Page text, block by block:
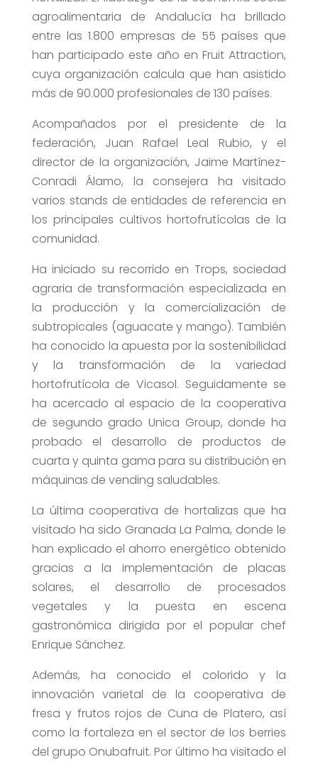
agroalimentaria de Andalucía ha brillado
entre las 1.800 empresas de 55 países que
han participado este año en Fruit Attraction,
cuya organización calcula que han asistido
más de 90.000 profesionales de 130 países.
Acompañados por el presidente de la
federación, Juan Rafael Leal Rubio, y el
director de la organización, Jaime Martínez-
Conradi Álamo, la consejera ha visitado
varios stands de entidades de referencia en
los principales cultivos hortofrutícolas de la
comunidad.
Ha iniciado su recorrido en Trops, sociedad
agraria de transformación especializada en
la producción y la comercialización de
subtropicales (aguacate y mango). También
ha conocido la apuesta por la sostenibilidad
y la transformación de la variedad
hortofrutícola de Vicasol. Seguidamente se
ha acercado al espacio de la cooperativa
de segundo grado Unica Group, donde ha
probado el desarrollo de productos de
cuarta y quinta gama para su distribución en
máquinas de vending saludables.
La última cooperativa de hortalizas que ha
visitado ha sido Granada La Palma, donde le
han explicado el ahorro energético obtenido
gracias a la implementación de placas
solares, el desarrollo de procesados
vegetales y la puesta en escena
gastronómica dirigida por el popular chef
Enrique Sánchez.
Además, ha conocido el colorido y la
innovación varietal de la cooperativa de
fresa y frutos rojos de Cuna de Platero, así
como la fortaleza en el sector de los berries
del grupo Onubafruit. Por último ha visitado el